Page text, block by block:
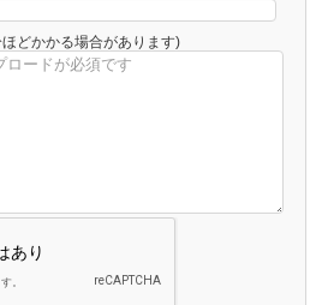
どかかる場合があります)